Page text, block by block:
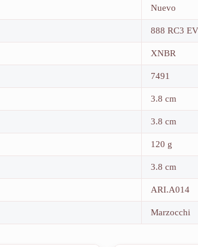
Nuevo
888 RC3
XNBR
7491
3.8 cm
3.8 cm
120 g
3.8 cm
ARI.A014
Marzocchi